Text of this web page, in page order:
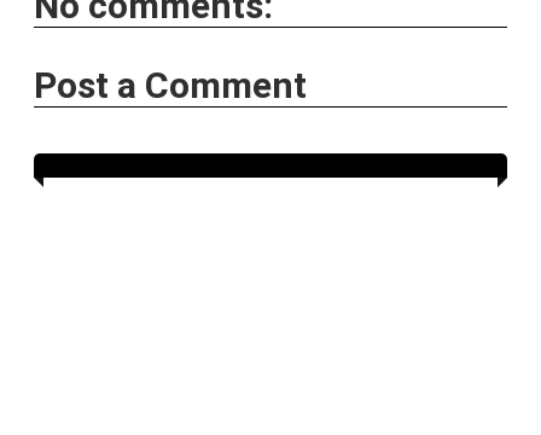
Post a Comment